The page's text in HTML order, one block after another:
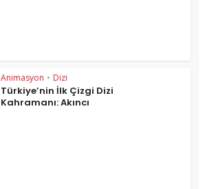
Animasyon • Dizi
Türkiye’nin İlk Çizgi Dizi
Kahramanı: Akıncı